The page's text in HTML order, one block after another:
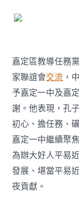
嘉定區教導任務
家聯誼會交流 ，
予嘉定一中及嘉
謝。他表現，孔
初心、擔任務、
嘉定一中繼續聚
為辦大好人平易
發展、堪當平易
夜貢獻。